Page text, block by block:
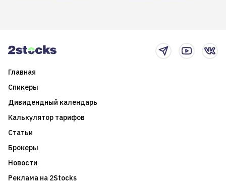
Главная
Спикеры
Дивидендный календарь
Калькулятор тарифов
Статьи
Брокеры
Новости
Реклама на 2Stocks